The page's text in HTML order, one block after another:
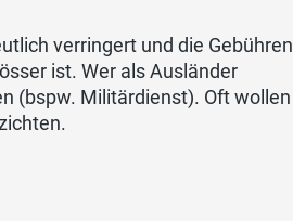
verringert und die Gebühren
ist. Wer als Ausländer
(bspw. Militärdienst). Oft wollen